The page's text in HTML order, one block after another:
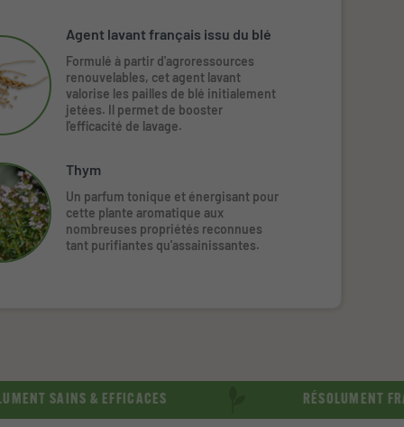
Agent lavant français issu du blé
Formulé à partir d'agroressources
renouvelables, cet agent lavant
valorise les pailles de blé initialement
jetées. Il permet de booster
l'efficacité de lavage.
Thym
Un parfum tonique et énergisant pour
cette plante aromatique aux
nombreuses propriétés reconnues
tant purifiantes qu'assainissantes.
& EFFICACES RÉSOLUMENT FRANÇAIS &